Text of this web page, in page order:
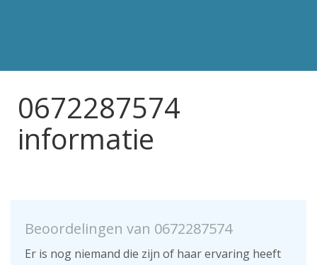
0672287574
informatie
Beoordelingen van 0672287574
Er is nog niemand die zijn of haar ervaring heeft